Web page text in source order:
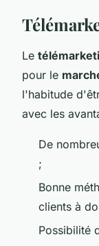
Le
pour le
l'habitude
avec les
De
;
Bonne
clients à
Possibilité